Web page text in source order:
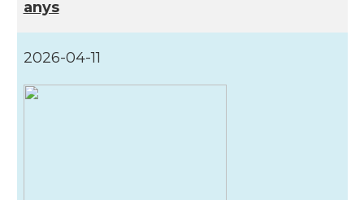
anys
2026-04-11